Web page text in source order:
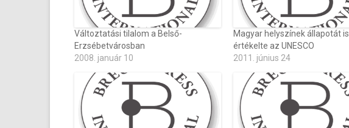
Változtatási tilalom a Belső-
Erzsébetvárosban
2008. január 10
Magyar helyszínek állapotát is
értékelte az UNESCO
2011. június 24